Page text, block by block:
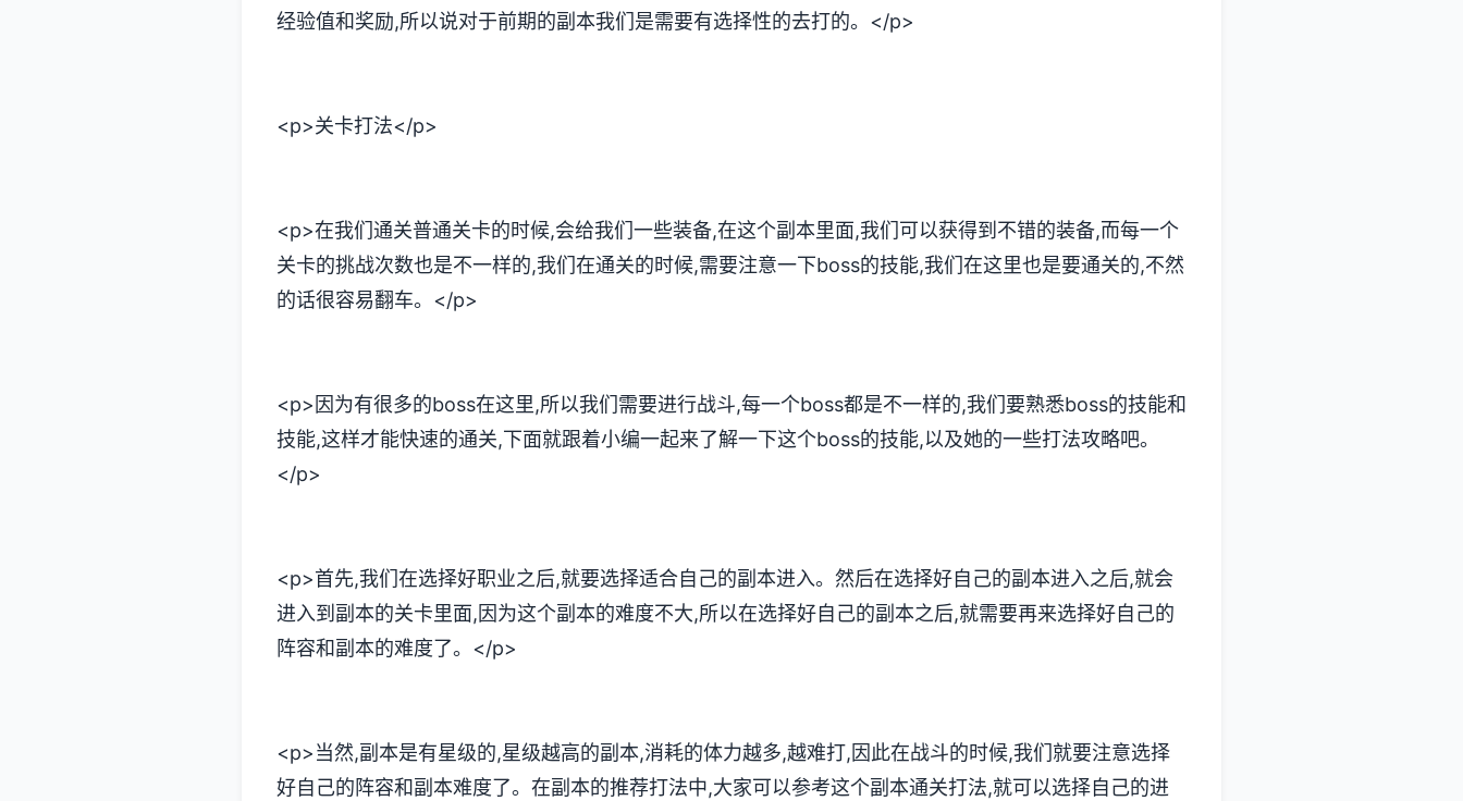
经验值和奖励,所以说对于前期的副本我们是需要有选择性的去打的。</p>
<p>关卡打法</p>
<p>在我们通关普通关卡的时候,会给我们一些装备,在这个副本里面,我们可以获得到不错的装备,而每一个
关卡的挑战次数也是不一样的,我们在通关的时候,需要注意一下boss的技能,我们在这里也是要通关的,不然
的话很容易翻车。</p>
<p>因为有很多的boss在这里,所以我们需要进行战斗,每一个boss都是不一样的,我们要熟悉boss的技能和
技能,这样才能快速的通关,下面就跟着小编一起来了解一下这个boss的技能,以及她的一些打法攻略吧。
</p>
<p>首先,我们在选择好职业之后,就要选择适合自己的副本进入。然后在选择好自己的副本进入之后,就会
进入到副本的关卡里面,因为这个副本的难度不大,所以在选择好自己的副本之后,就需要再来选择好自己的
阵容和副本的难度了。</p>
<p>当然,副本是有星级的,星级越高的副本,消耗的体力越多,越难打,因此在战斗的时候,我们就要注意选择
好自己的阵容和副本难度了。在副本的推荐打法中,大家可以参考这个副本通关打法,就可以选择自己的进